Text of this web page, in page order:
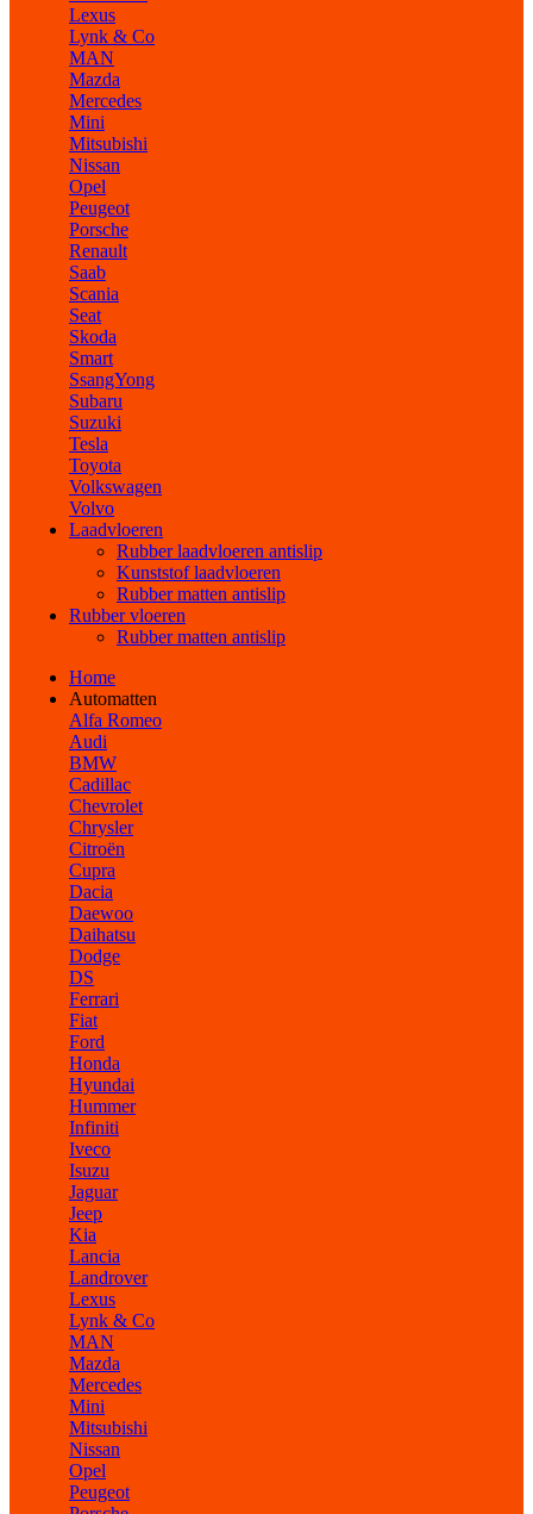
Lexus
Lynk & Co
MAN
Mazda
Mercedes
Mini
Mitsubishi
Nissan
Opel
Peugeot
Porsche
Renault
Saab
Scania
Seat
Skoda
Smart
SsangYong
Subaru
Suzuki
Tesla
Toyota
Volkswagen
Volvo
Laadvloeren
Rubber laadvloeren antislip
Kunststof laadvloeren
Rubber matten antislip
Rubber vloeren
Rubber matten antislip
Home
Automatten
Alfa Romeo
Audi
BMW
Cadillac
Chevrolet
Chrysler
Citroën
Cupra
Dacia
Daewoo
Daihatsu
Dodge
DS
Ferrari
Fiat
Ford
Honda
Hyundai
Hummer
Infiniti
Iveco
Isuzu
Jaguar
Jeep
Kia
Lancia
Landrover
Lexus
Lynk & Co
MAN
Mazda
Mercedes
Mini
Mitsubishi
Nissan
Opel
Peugeot